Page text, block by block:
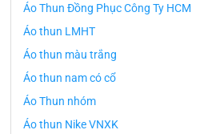
Áo Thun Đồng Phục Công Ty HCM
Áo thun LMHT
Áo thun màu trắng
Áo thun nam có cổ
Áo Thun nhóm
Áo thun Nike VNXK